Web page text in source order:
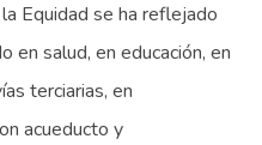
Equidad se ha reflejado
en salud, en educación, en
terciarias, en
acueducto y